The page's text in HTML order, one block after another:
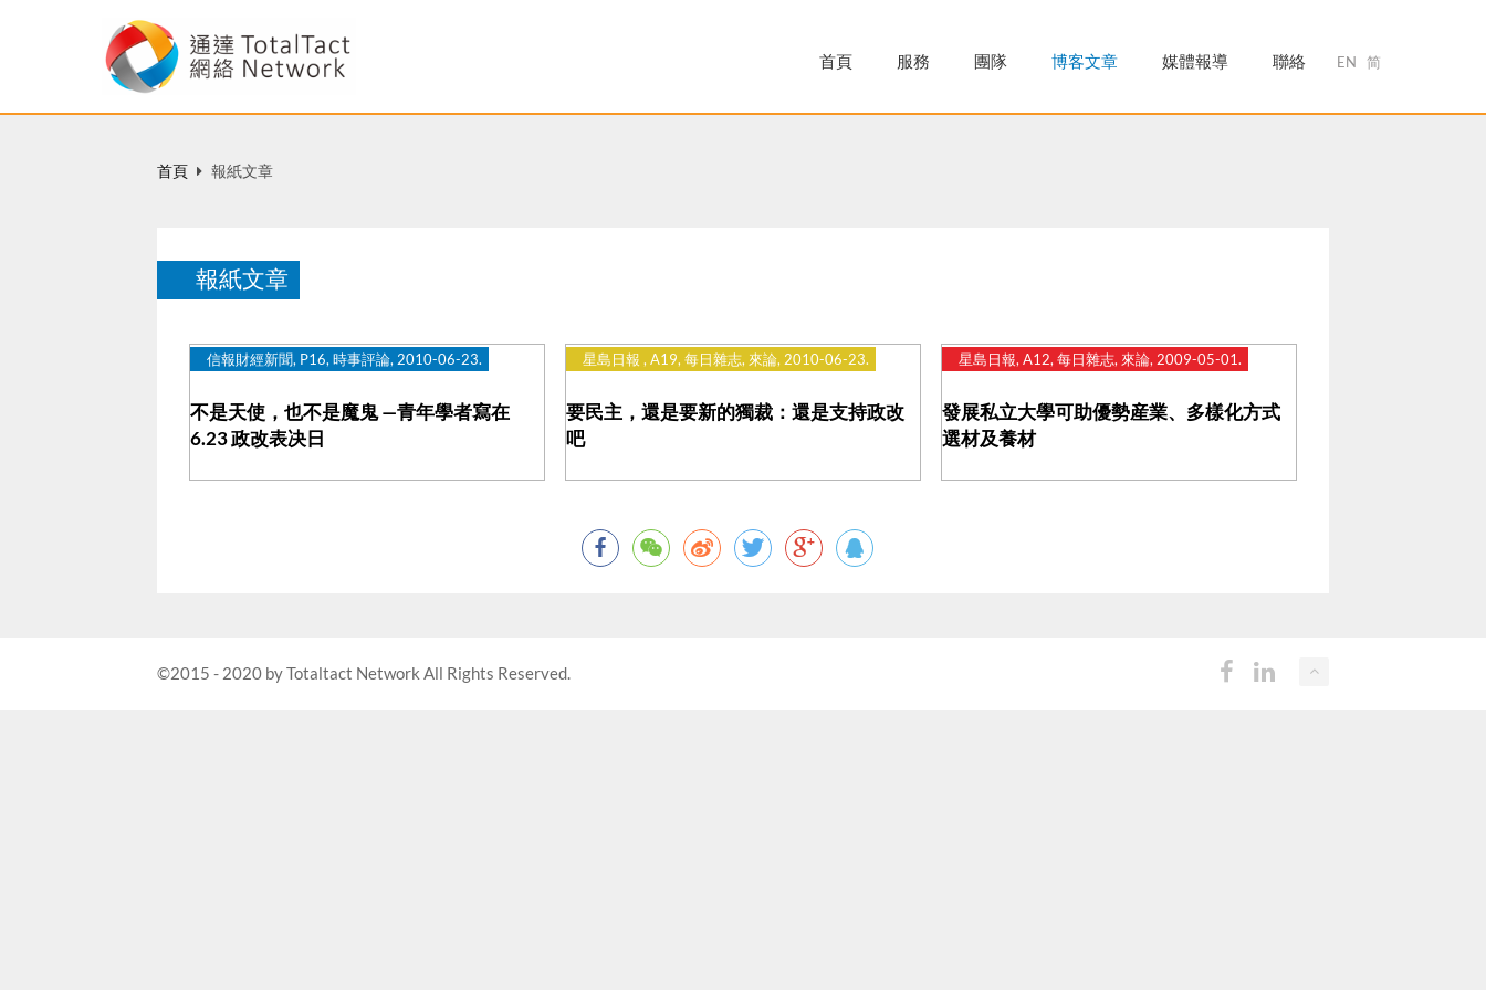
EN 简
首頁 服務 團隊 博客文章 媒體報導 聯絡
首頁 報紙文章
報紙文章
信報財經新聞, P16, 時事評論, 2010-06-23.
不是天使，也不是魔鬼 —青年學者寫在
6.23 政改表决日
星島日報 , A19, 每日雜志, 來論, 2010-06-23.
要民主，還是要新的獨裁：還是支持政改
吧
星島日報, A12, 每日雜志, 來論, 2009-05-01.
發展私立大學可助優勢産業、多樣化方式
選材及養材
©2015 - 2020 by Totaltact Network All Rights Reserved.